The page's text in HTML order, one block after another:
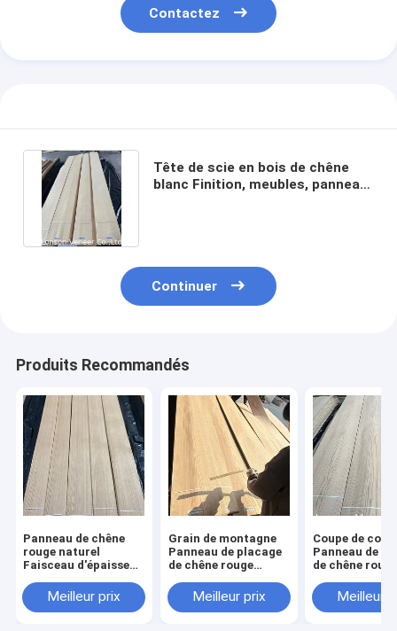
Contactez
Tête de scie en bois de chêne
blanc Finition, meubles, panneau
Continuer
Produits Recommandés
Panneau de chêne
rouge naturel
Faisceau d'épaisseur
Toujours en stock
Meilleur prix
Grain de montagne
Panneau de placage
de chêne rouge
Épaisseur 0,5 mm
Meilleur prix
Coupe de
Panneau de
de chêne
de qualité AA
Stainable
Meilleur